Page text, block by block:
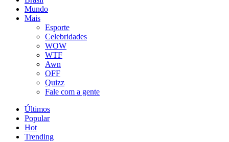
Mundo
Mais
Esporte
Celebridades
WOW
WTF
Awn
OFF
Quizz
Fale com a gente
Últimos
Popular
Hot
Trending